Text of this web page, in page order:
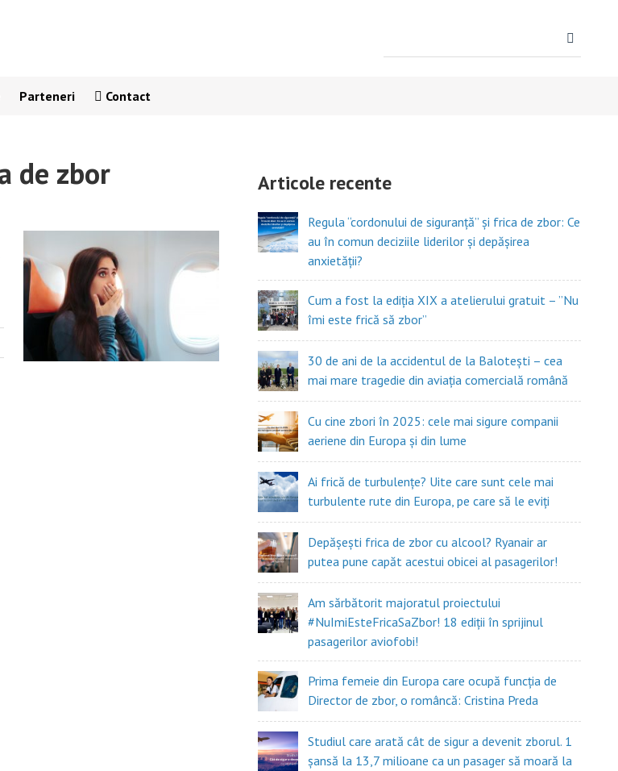
Parteneri Contact
de zbor Articole recente
Regula “cordonului de siguranță” și frica de zbor: Ce
au în comun deciziile liderilor și depășirea
anxietății?
Cum a fost la ediția XIX a atelierului gratuit – ”Nu
îmi este frică să zbor”
30 de ani de la accidentul de la Balotești – cea
mai mare tragedie din aviația comercială română
Cu cine zbori în 2025: cele mai sigure companii
aeriene din Europa și din lume
Ai frică de turbulențe? Uite care sunt cele mai
turbulente rute din Europa, pe care să le eviți
Depășești frica de zbor cu alcool? Ryanair ar
putea pune capăt acestui obicei al pasagerilor!
Am sărbătorit majoratul proiectului
#NuImiEsteFricaSaZbor! 18 ediții în sprijinul
pasagerilor aviofobi!
Prima femeie din Europa care ocupă funcția de
Director de zbor, o româncă: Cristina Preda
Studiul care arată cât de sigur a devenit zborul. 1
șansă la 13,7 milioane ca un pasager să moară la